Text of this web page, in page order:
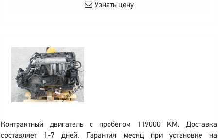
Узнать цену
Контрактный двигатель с пробегом 119000 KM. Доставка
составляет 1-7 дней. Гарантия месяц при установке на